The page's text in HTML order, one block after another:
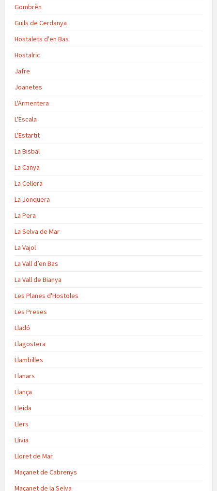
Gombrèn
Guils de Cerdanya
Hostalets d'en Bas
Hostalric
Jafre
Joanetes
L'Armentera
L'Escala
L'Estartit
La Bisbal
La Canya
La Cellera
La Jonquera
La Pera
La Selva de Mar
La Vajol
La Vall d’en Bas
La Vall de Bianya
Les Planes d'Hostoles
Les Preses
Lladó
Llagostera
Llambilles
Llanars
Llança
Lleida
Llers
Llivia
Lloret de Mar
Maçanet de Cabrenys
Maçanet de la Selva